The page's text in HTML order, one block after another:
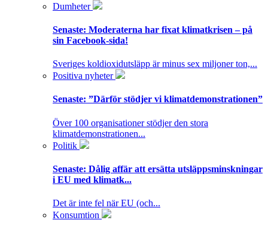
Dumheter
Senaste: Moderaterna har fixat klimatkrisen – på
sin Facebook-sida!
Sveriges koldioxidutsläpp är minus sex miljoner ton,...
Positiva nyheter
Senaste: ”Därför stödjer vi klimatdemonstrationen”
Över 100 organisationer stödjer den stora
klimatdemonstrationen...
Politik
Senaste: Dålig affär att ersätta utsläppsminskningar
i EU med klimatk...
Det är inte fel när EU (och...
Konsumtion